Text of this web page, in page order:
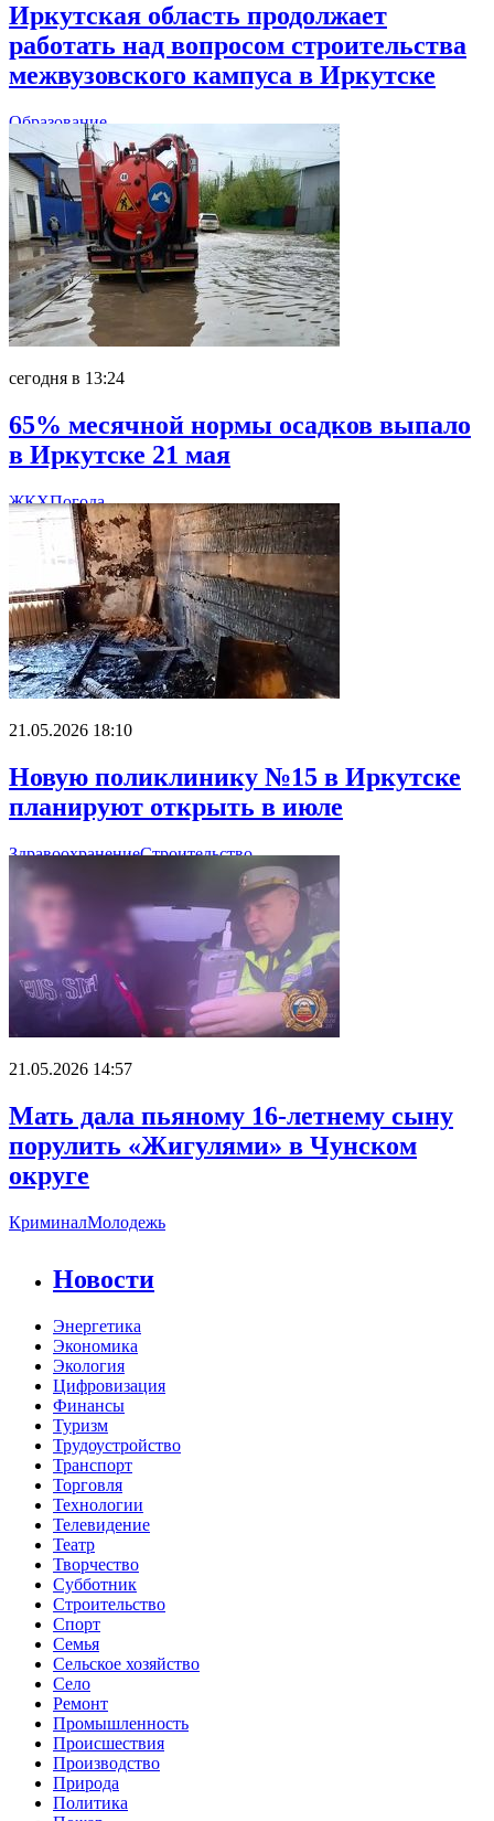
Иркутская область продолжает
работать над вопросом строительства
межвузовского кампуса в Иркутске
Образование
сегодня в 13:24
65% месячной нормы осадков выпало
в Иркутске 21 мая
ЖКХПогода
21.05.2026 18:10
Новую поликлинику №15 в Иркутске
планируют открыть в июле
ЗдравоохранениеСтроительство
21.05.2026 14:57
Мать дала пьяному 16-летнему сыну
порулить «Жигулями» в Чунском
округе
КриминалМолодежь
Новости
Энергетика
Экономика
Экология
Цифровизация
Финансы
Туризм
Трудоустройство
Транспорт
Торговля
Технологии
Телевидение
Театр
Творчество
Субботник
Строительство
Спорт
Семья
Сельское хозяйство
Село
Ремонт
Промышленность
Происшествия
Производство
Природа
Политика